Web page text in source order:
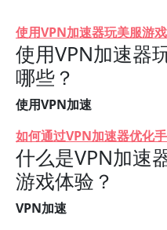
使用VPN加速器玩美服游
使用VPN加速器
哪些？
使用VPN加速
如何通过VPN加速器优化
什么是VPN加速
游戏体验？
VPN加速